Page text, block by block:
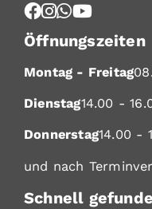
Öffnungszeiten
Montag - Freitag
Dienstag14.00 -
Donnerstag14.00 -
und nach
Schnell